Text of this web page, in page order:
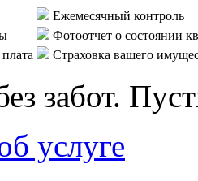
Ежемесячный контроль
Фотоотчет о состоянии
Страховка вашего
забот.
услуге